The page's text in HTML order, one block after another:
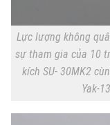
Lực lượng không
sự tham gia của 10
kích SU- 30MK2
Yak-